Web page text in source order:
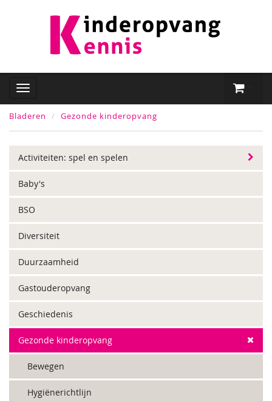
Bladeren Gezonde kinderopvang
Activiteiten: spel en spelen
Baby's
BSO
Diversiteit
Duurzaamheid
Gastouderopvang
Geschiedenis
Gezonde kinderopvang
Bewegen
Hygiënerichtlijn